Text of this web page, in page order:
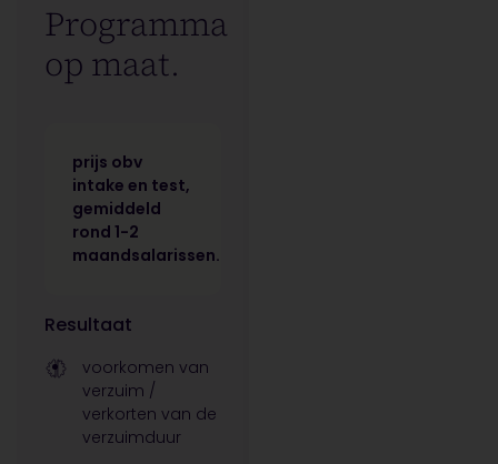
Programma
op maat.
prijs obv
intake en test,
gemiddeld
rond 1-2
maandsalarissen.
Resultaat
voorkomen van
verzuim /
verkorten van de
verzuimduur